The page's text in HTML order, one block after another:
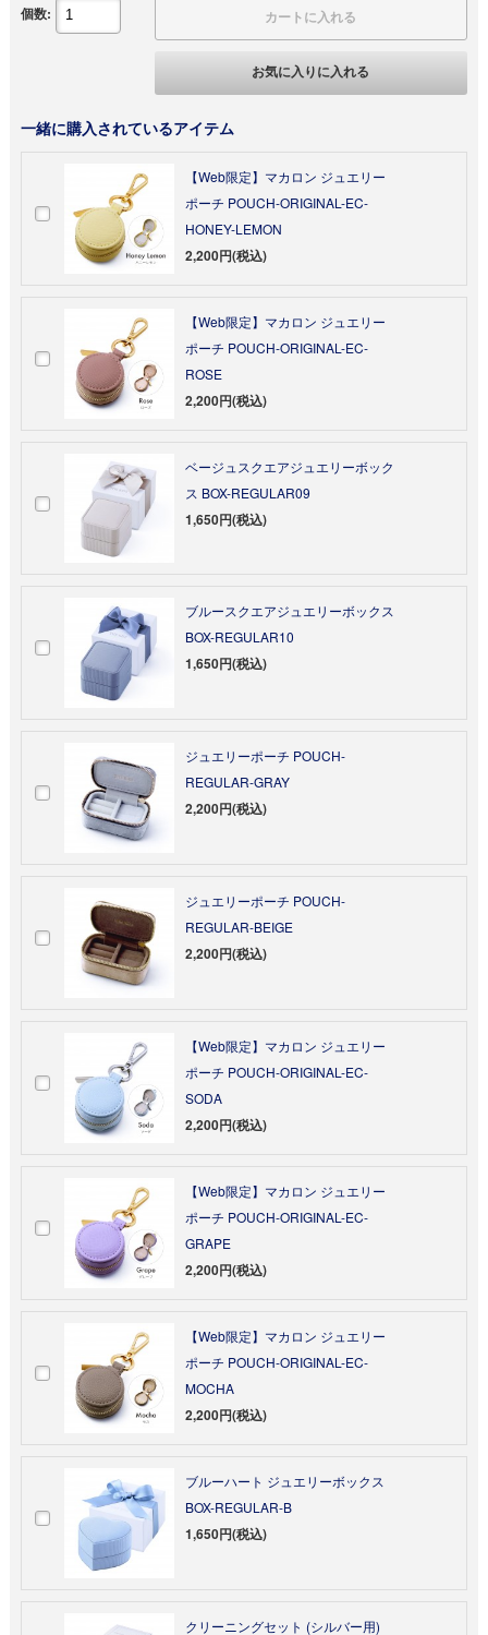
個数: カートに入れる
お気に入りに入れる
一緒に購入されているアイテム
【Web限定】マカロン ジュエリー
ポーチ POUCH-ORIGINAL-EC-
HONEY-LEMON
2,200円(税込)
【Web限定】マカロン ジュエリー
ポーチ POUCH-ORIGINAL-EC-
ROSE
2,200円(税込)
ベージュスクエアジュエリーボック
ス BOX-REGULAR09
1,650円(税込)
ブルースクエアジュエリーボックス
BOX-REGULAR10
1,650円(税込)
ジュエリーポーチ POUCH-
REGULAR-GRAY
2,200円(税込)
ジュエリーポーチ POUCH-
REGULAR-BEIGE
2,200円(税込)
【Web限定】マカロン ジュエリー
ポーチ POUCH-ORIGINAL-EC-
SODA
2,200円(税込)
【Web限定】マカロン ジュエリー
ポーチ POUCH-ORIGINAL-EC-
GRAPE
2,200円(税込)
【Web限定】マカロン ジュエリー
ポーチ POUCH-ORIGINAL-EC-
MOCHA
2,200円(税込)
ブルーハート ジュエリーボックス
BOX-REGULAR-B
1,650円(税込)
クリーニングセット (シルバー用)